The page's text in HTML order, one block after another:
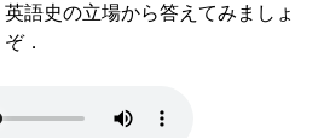
語史の立場から答えてみましょ
．